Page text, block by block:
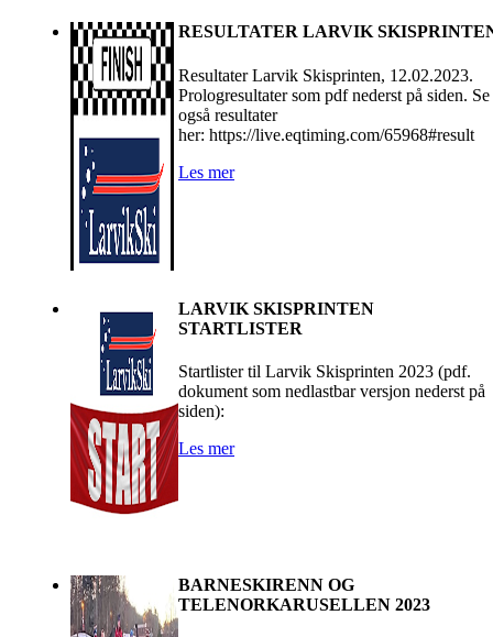
RESULTATER LARVIK
Resultater Larvik Skisprinten, 12.02.2023.
Prologresultater som pdf nederst på siden. Se
også resultater
her: https://live.eqtiming.com/65968#result
Les mer
LARVIK SKISPRINTEN
STARTLISTER
Startlister til Larvik Skisprinten 2023 (pdf.
dokument som nedlastbar versjon nederst på
siden):
Les mer
BARNESKIRENN OG
TELENORKARUSELLEN 2023